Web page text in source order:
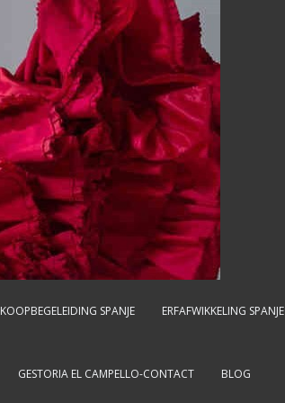
KOOPBEGELEIDING SPANJE ERFAFWIKKELING SPANJE
GESTORIA EL CAMPELLO-CONTACT BLOG